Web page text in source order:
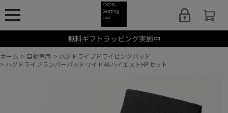
無料ギフトラッピング実施中
ホーム > 自動車用 > ハグドライブドライビングパッド
> ハグドライブランバーパッドワイド46ハイエストHPセット